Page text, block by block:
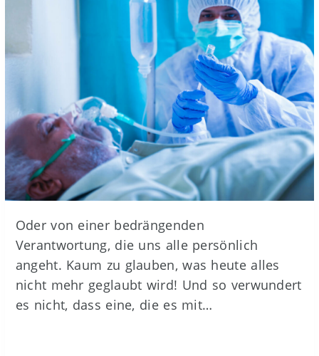
Oder von einer bedrängenden
Verantwortung, die uns alle persönlich
angeht. Kaum zu glauben, was heute alles
nicht mehr geglaubt wird! Und so verwundert
es nicht, dass eine, die es mit…